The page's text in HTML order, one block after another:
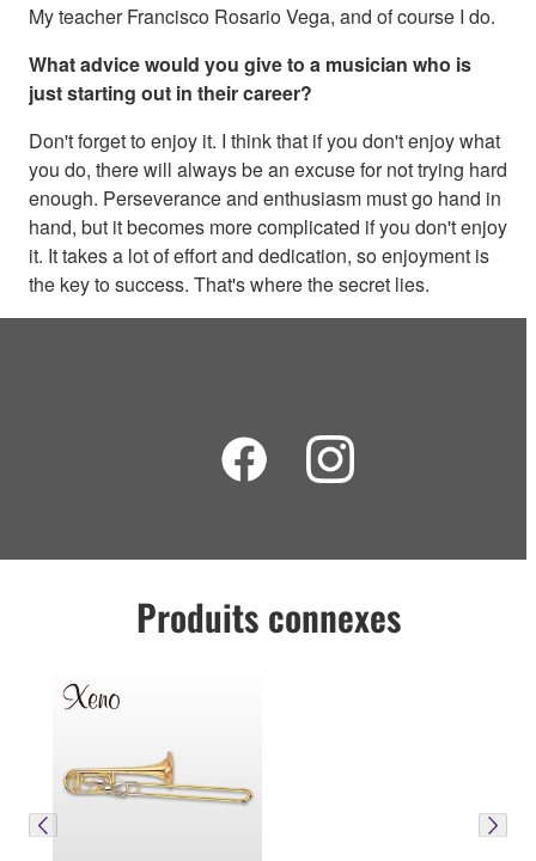
My teacher Francisco Rosario Vega, and of course I do.
What advice would you give to a musician who is
just starting out in their career?
Don't forget to enjoy it. I think that if you don't enjoy what
you do, there will always be an excuse for not trying hard
enough. Perseverance and enthusiasm must go hand in
hand, but it becomes more complicated if you don't enjoy
it. It takes a lot of effort and dedication, so enjoyment is
the key to success. That's where the secret lies.
Produits connexes